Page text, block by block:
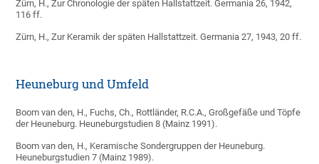
Zürn, H., Zur Chronologie der späten Hallstattzeit. Germania 26, 1942,
116 ff.
Zürn, H., Zur Keramik der späten Hallstattzeit. Germania 27, 1943, 20 ff.
Heuneburg und Umfeld
Boom van den, H., Fuchs, Ch., Rottländer, R.C.A., Großgefäße und Töpfe
der Heuneburg. Heuneburgstudien 8 (Mainz 1991).
Boom van den, H., Keramische Sondergruppen der Heuneburg.
Heuneburgstudien 7 (Mainz 1989).